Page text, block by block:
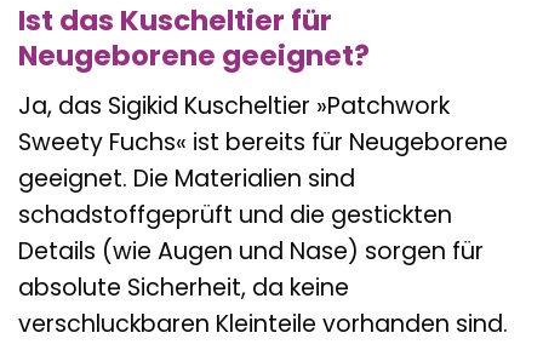
Ist das Kuscheltier für
Neugeborene geeignet?
Ja, das Sigikid Kuscheltier »Patchwork
Sweety Fuchs« ist bereits für Neugeborene
geeignet. Die Materialien sind
schadstoffgeprüft und die gestickten
Details (wie Augen und Nase) sorgen für
absolute Sicherheit, da keine
verschluckbaren Kleinteile vorhanden sind.